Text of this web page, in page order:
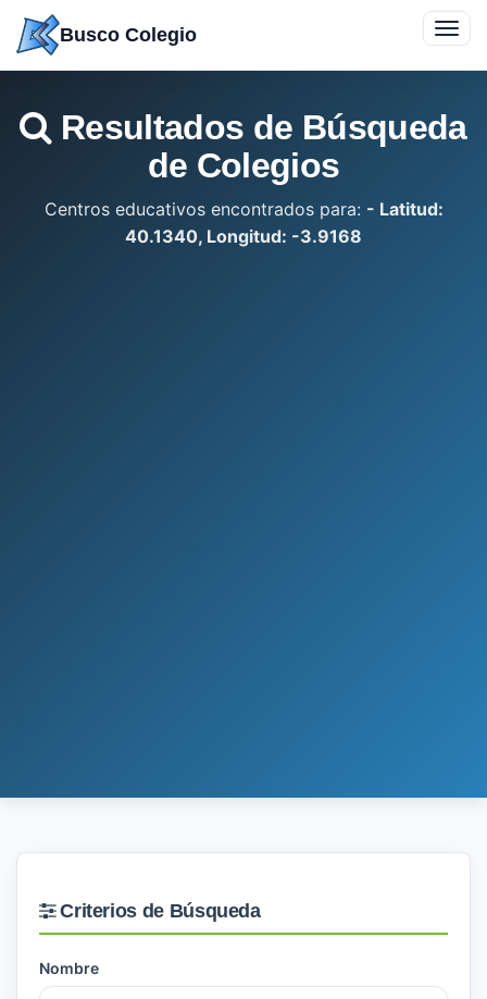
contenido
Busco Colegio
Resultados de Búsqueda
de Colegios
Centros educativos encontrados para: - Latitud:
40.1340, Longitud: -3.9168
Criterios de Búsqueda
Nombre